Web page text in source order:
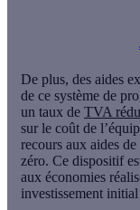
De plus, des aides
de ce système de
un taux de TVA
sur le coût de
recours aux aides
zéro. Ce dispositif
aux économies
investissement